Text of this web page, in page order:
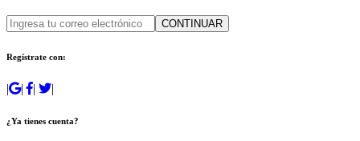
CONTINUAR
Regístrate con:
| | | |
¿Ya tienes cuenta?